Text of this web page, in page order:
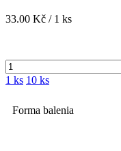
33.00 Kč / 1 ks
1 ks 10 ks
Forma balenia